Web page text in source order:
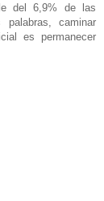
del 6,9% de las
caminar
es permanecer